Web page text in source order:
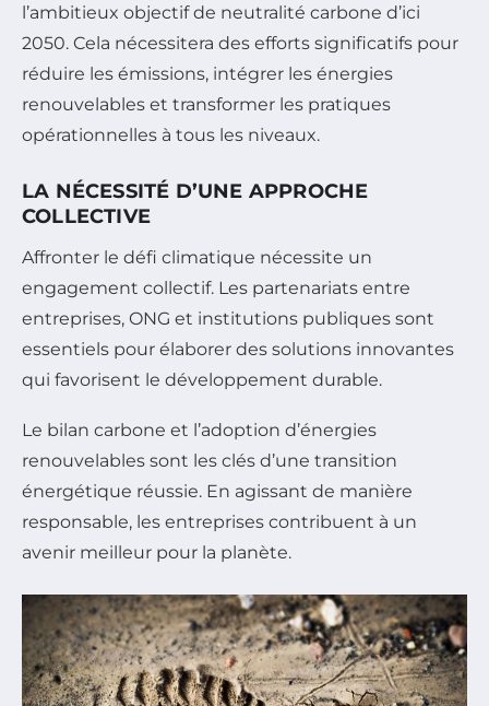
l’ambitieux objectif de neutralité carbone d’ici
2050. Cela nécessitera des efforts significatifs pour
réduire les émissions, intégrer les énergies
renouvelables et transformer les pratiques
opérationnelles à tous les niveaux.
LA NÉCESSITÉ D’UNE APPROCHE
COLLECTIVE
Affronter le défi climatique nécessite un
engagement collectif. Les partenariats entre
entreprises, ONG et institutions publiques sont
essentiels pour élaborer des solutions innovantes
qui favorisent le développement durable.
Le bilan carbone et l’adoption d’énergies
renouvelables sont les clés d’une transition
énergétique réussie. En agissant de manière
responsable, les entreprises contribuent à un
avenir meilleur pour la planète.